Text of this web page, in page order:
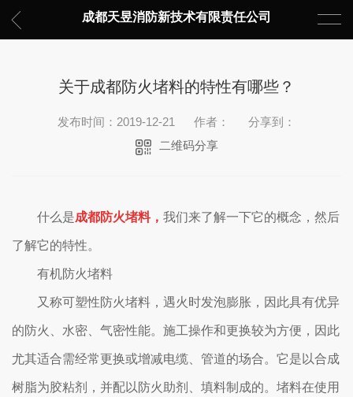
成都天昱消防新技术有限责任公司
关于成都防火堵料的特性有哪些？
发布时间：2019-12-21 作者：
分享到：
二维码分享
什么是成都防火堵料， 我们来了解一下它的概念，然后
了解它的特性。
有机防火堵料
又称可塑性防火堵料，遇火时发泡膨胀，因此具有优异
的防火、水密、气密性能。施工操作和更换较为方便，因此
尤其适合需经常更换或增减电缆、管道的场合。它是以合成
树脂为胶粘剂，并配以防火助剂、填料制成的。堵料在使用